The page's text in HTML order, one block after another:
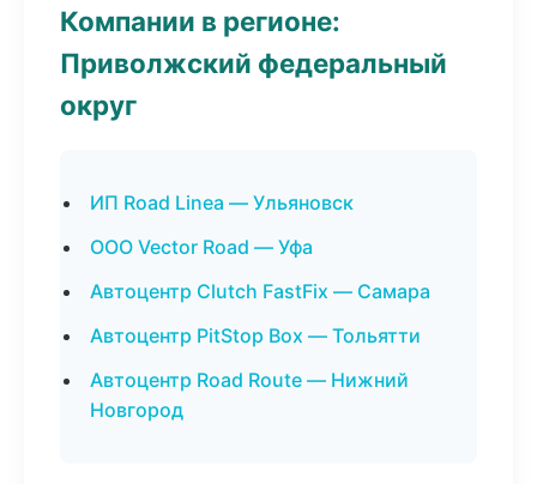
Компании в регионе:
Приволжский федеральный
округ
ИП Road Linea — Ульяновск
ООО Vector Road — Уфа
Автоцентр Clutch FastFix — Самара
Автоцентр PitStop Box — Тольятти
Автоцентр Road Route — Нижний
Новгород